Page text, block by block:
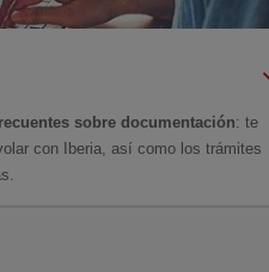
sobre documentación: te
con Iberia, así como los trámites